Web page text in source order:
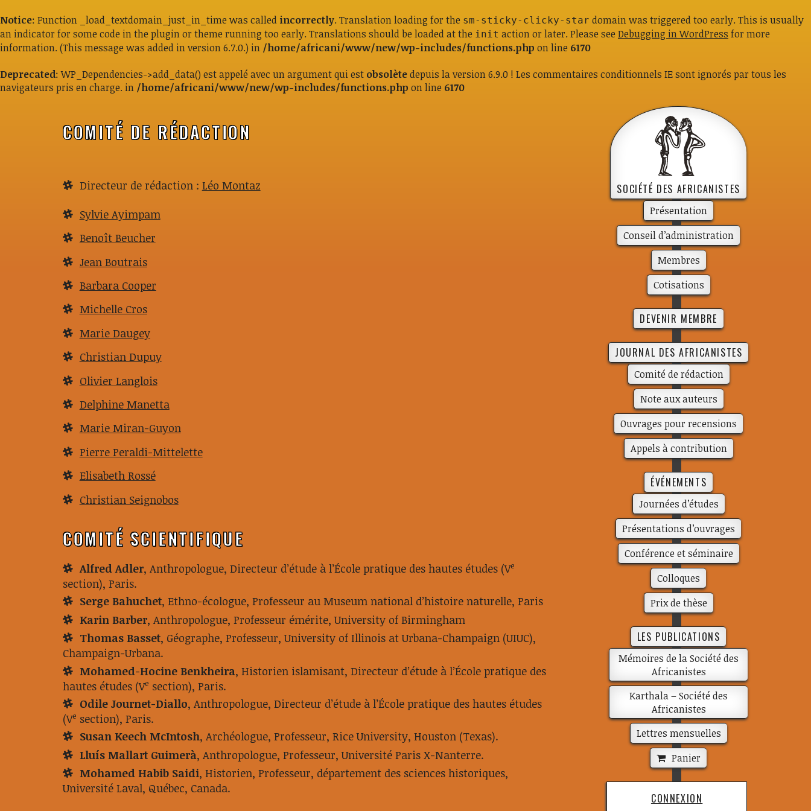
Notice: Function _load_textdomain_just_in_time was called incorrectly. Translation loading for the sm-sticky-clicky-star domain was triggered too early. This is usually
an indicator for some code in the plugin or theme running too early. Translations should be loaded at the init action or later. Please see Debugging in WordPress for more
information. (This message was added in version 6.7.0.) in /home/africani/www/new/wp-includes/functions.php on line 6170
Deprecated: WP_Dependencies->add_data() est appelé avec un argument qui est obsolètedepuis la version 6.9.0 ! Les commentaires conditionnels IE sont ignorés par tous les
navigateurs pris en charge. in /home/africani/www/new/wp-includes/functions.php on line 6170
COMITÉ DE RÉDACTION
Directeur de rédaction : Léo Montaz
Sylvie Ayimpam
Benoît Beucher
Jean Boutrais
Barbara Cooper
Michelle Cros
Marie Daugey
Christian Dupuy
Olivier Langlois
Delphine Manetta
Marie Miran-Guyon
Pierre Peraldi-Mittelette
Elisabeth Rossé
Christian Seignobos
COMITÉ SCIENTIFIQUE
Alfred Adler, Anthropologue, Directeur d’étude à l’École pratique des hautes études (Ve
section), Paris.
Serge Bahuchet, Ethno-écologue, Professeur au Museum national d’histoire naturelle, Paris
Karin Barber, Anthropologue, Professeur émérite, University of Birmingham
Thomas Basset, Géographe, Professeur, University of Illinois at Urbana-Champaign (UIUC),
Champaign-Urbana.
Mohamed-Hocine Benkheira, Historien islamisant, Directeur d’étude à l’École pratique des
hautes études (Ve section), Paris.
Odile Journet-Diallo, Anthropologue, Directeur d’étude à l’École pratique des hautes études
(Ve section), Paris.
Susan Keech McIntosh, Archéologue, Professeur, Rice University, Houston (Texas).
Lluís Mallart Guimerà, Anthropologue, Professeur, Université Paris X-Nanterre.
Mohamed Habib Saidi, Historien, Professeur, département des sciences historiques,
Université Laval, Québec, Canada.
SOCIÉTÉ DES AFRICANISTES
Présen­­ta­­tion
Conseil d’administration
Membres
Cotisations
DEVENIR MEMBRE
JOURNAL DES AFRICANISTES
Comité de rédac­­tion
Note aux auteurs
Ouvrages pour recensions
Appels à contribution
ÉVÉNEMENTS
Journées d’études
Présentations d’ouvrages
Conférence et séminaire
Colloques
Prix de thèse
LES PUBLICATIONS
Mémoires de la Société des
Africanistes
Karthala – Société des
Africanistes
Lettres mensuelles
Panier
CONNEXION